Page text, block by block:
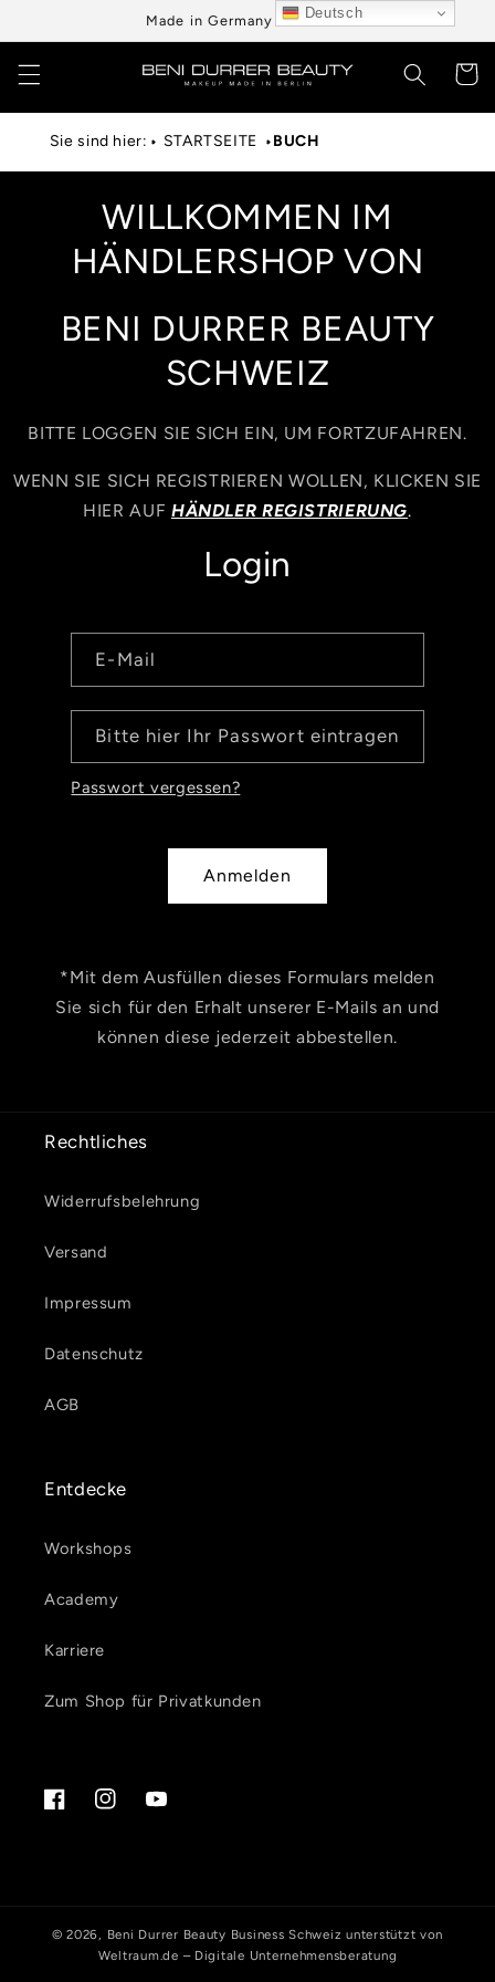
Inhalt
Made in Germany aus Berlin
Sie sind hier: STARTSEITE BUCH
WILLKOMMEN IM
HÄNDLERSHOP VON
BENI DURRER BEAUTY
SCHWEIZ
BITTE LOGGEN SIE SICH EIN, UM FORTZUFAHREN.
WENN SIE SICH REGISTRIEREN WOLLEN, KLICKEN SIE
HIER AUF HÄNDLER REGISTRIERUNG.
Login
E-Mail
Bitte hier Ihr Passwort eintragen
Passwort vergessen?
Anmelden
*Mit dem Ausfüllen dieses Formulars melden
Sie sich für den Erhalt unserer E-Mails an und
können diese jederzeit abbestellen.
Rechtliches
Widerrufsbelehrung
Versand
Impressum
Datenschutz
AGB
Entdecke
Workshops
Academy
Karriere
Zum Shop für Privatkunden
FacebookInstagramYouTube
© 2026, Beni Durrer Beauty Business Schweiz unterstützt von
Weltraum.de – Digitale Unternehmensberatung
Deutsch